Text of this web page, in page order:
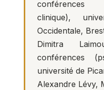
conférences
clinique),
Occidentale,
Dimitra
conférences
université de
Alexandre Lévy,